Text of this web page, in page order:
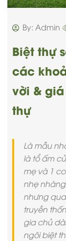
By: Admin
Biệt thự
các
vời &
thự
Là mẫu
là tổ ấm
mẹ và 1
nhẹ
nhưng
truyền
gia chủ
ngôi biệt